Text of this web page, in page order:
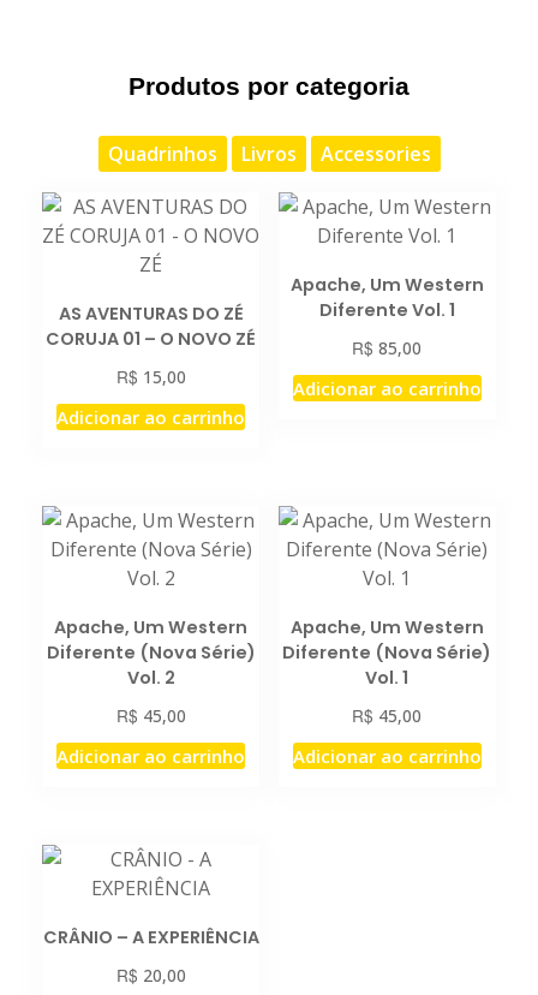
Produtos por categoria
Quadrinhos Livros Accessories
AS AVENTURAS DO ZÉ
CORUJA 01 – O NOVO ZÉ
R$ 15,00
Adicionar ao carrinho
Apache, Um Western
Diferente Vol. 1
R$ 85,00
Adicionar ao carrinho
Apache, Um Western
Diferente (Nova Série)
Vol. 2
R$ 45,00
Adicionar ao carrinho
Apache, Um Western
Diferente (Nova Série)
Vol. 1
R$ 45,00
Adicionar ao carrinho
CRÂNIO – A EXPERIÊNCIA
R$ 20,00